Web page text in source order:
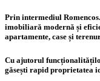
Prin intermediul
imobiliară modernă și
apartamente, case și
Cu ajutorul
găsești rapid proprietatea